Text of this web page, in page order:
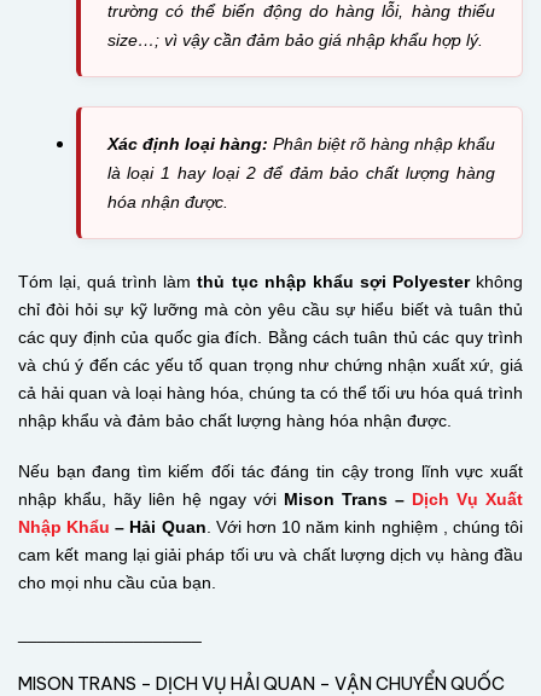
trường có thể biến động do hàng lỗi, hàng thiếu
size…; vì vậy cần đảm bảo giá nhập khẩu hợp lý.
Xác định loại hàng: Phân biệt rõ hàng nhập khẩu
là loại 1 hay loại 2 để đảm bảo chất lượng hàng
hóa nhận được.
Tóm lại, quá trình làm thủ tục nhập khẩu sợi Polyesterkhông
chỉ đòi hỏi sự kỹ lưỡng mà còn yêu cầu sự hiểu biết và tuân thủ
các quy định của quốc gia đích. Bằng cách tuân thủ các quy trình
và chú ý đến các yếu tố quan trọng như chứng nhận xuất xứ, giá
cả hải quan và loại hàng hóa, chúng ta có thể tối ưu hóa quá trình
nhập khẩu và đảm bảo chất lượng hàng hóa nhận được.
Nếu bạn đang tìm kiếm đối tác đáng tin cậy trong lĩnh vực xuất
nhập khẩu, hãy liên hệ ngay với Mison Trans – Dịch Vụ Xuất
Nhập Khẩu – Hải Quan . Với hơn 10 năm kinh nghiệm , chúng tôi
cam kết mang lại giải pháp tối ưu và chất lượng dịch vụ hàng đầu
cho mọi nhu cầu của bạn.
MISON TRANS – DỊCH VỤ HẢI QUAN – VẬN CHUYỂN QUỐC